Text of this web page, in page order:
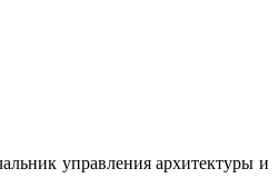
управления архитектуры и